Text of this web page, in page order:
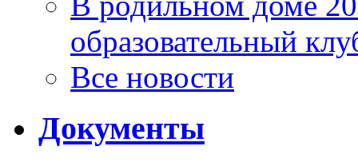
образовательный
Все новости
Документы